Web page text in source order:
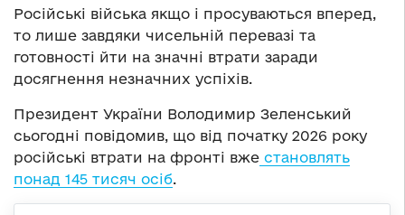
Російські війська якщо і просуваються вперед,
то лише завдяки чисельній перевазі та
готовності йти на значні втрати заради
досягнення незначних успіхів.
Президент України Володимир Зеленський
сьогодні повідомив, що від початку 2026 року
російські втрати на фронті вже становлять
понад 145 тисяч осіб.